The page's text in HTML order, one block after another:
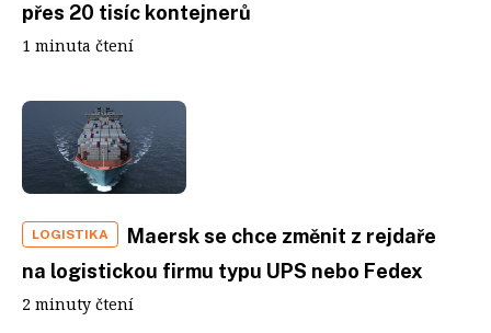
přes 20 tisíc kontejnerů
1 minuta čtení
LOGISTIKA
Maersk se chce změnit z rejdaře
na logistickou firmu typu UPS nebo Fedex
2 minuty čtení